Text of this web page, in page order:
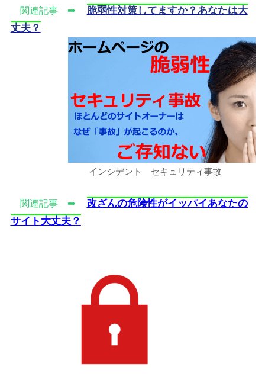
関連記事 ➡
脆弱性対策してますか？あなたは大
丈夫？
インシデント セキュリティ事故
関連記事 ➡
改ざんの危険性がイッパイあなたの
サイト大丈夫？